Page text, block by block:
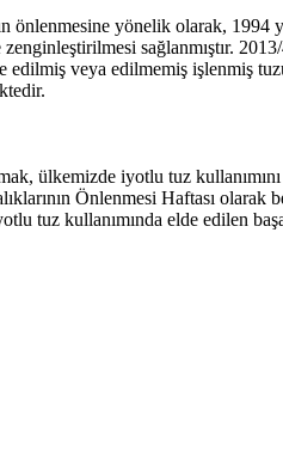
önlenmesine yönelik olarak,
sağlanmıştır.
veya edilmemiş işlenmiş
ülkemizde iyotlu tuz
Önlenmesi Haftası
tuz kullanımında elde edilen